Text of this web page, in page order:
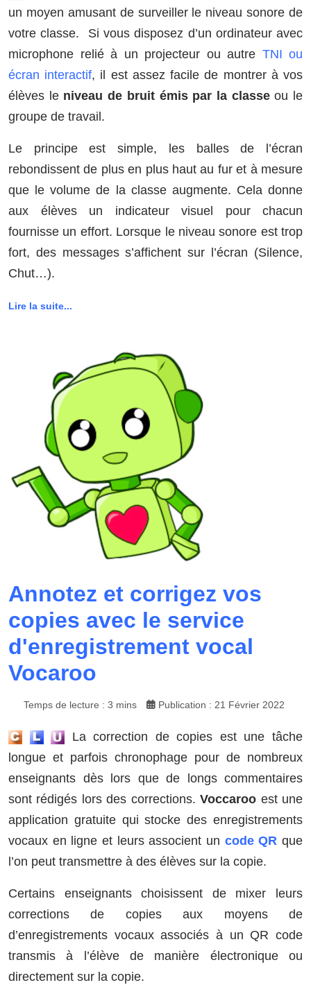
un moyen amusant de surveiller le niveau sonore de
votre classe. Si vous disposez d’un ordinateur avec
microphone relié à un projecteur ou autre TNI ou
écran interactif, il est assez facile de montrer à vos
élèves le niveau de bruit émis par la classeou le
groupe de travail.
Le principe est simple, les balles de l’écran
rebondissent de plus en plus haut au fur et à mesure
que le volume de la classe augmente. Cela donne
aux élèves un indicateur visuel pour chacun
fournisse un effort. Lorsque le niveau sonore est trop
fort, des messages s’affichent sur l’écran (Silence,
Chut…).
Lire la suite...
Annotez et corrigez vos
copies avec le service
d'enregistrement vocal
Vocaroo
Temps de lecture : 3 mins Publication : 21 Février 2022
La correction de copies est une tâche
longue et parfois chronophage pour de nombreux
enseignants dès lors que de longs commentaires
sont rédigés lors des corrections.Voccaroo est une
application gratuite qui stocke des enregistrements
vocaux en ligne et leurs associent un code QR que
l’on peut transmettre à des élèves sur la copie.
Certains enseignants choisissent de mixer leurs
corrections de copies aux moyens de
d’enregistrements vocaux associés à un QR code
transmis à l’élève de manière électronique ou
directement sur la copie.